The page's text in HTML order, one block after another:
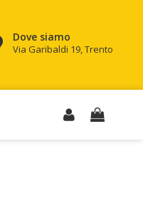
Dove siamo
Via Garibaldi 19, Trento